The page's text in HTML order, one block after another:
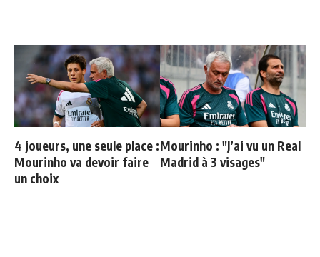
4 joueurs, une seule place :
Mourinho va devoir faire
un choix
Mourinho : "J’ai vu un Real
Madrid à 3 visages"